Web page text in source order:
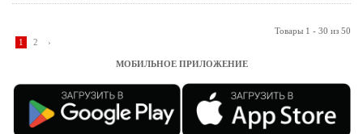
Товары 1 - 30 из 50
1
2 ›
МОБИЛЬНОЕ ПРИЛОЖЕНИЕ